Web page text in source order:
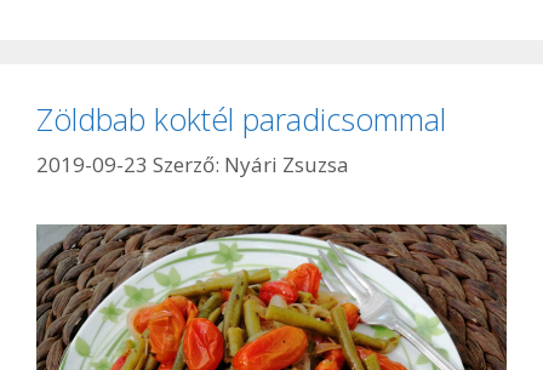
Zöldbab koktél paradicsommal
2019-09-23 Szerző: Nyári Zsuzsa